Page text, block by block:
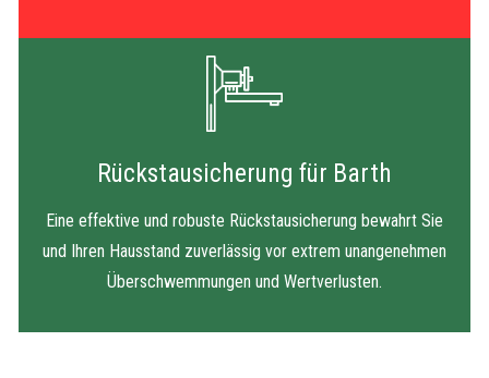
Rückstausicherung für Barth
Eine effektive und robuste Rückstausicherung bewahrt Sie
und Ihren Hausstand zuverlässig vor extrem unangenehmen
Überschwemmungen und Wertverlusten.